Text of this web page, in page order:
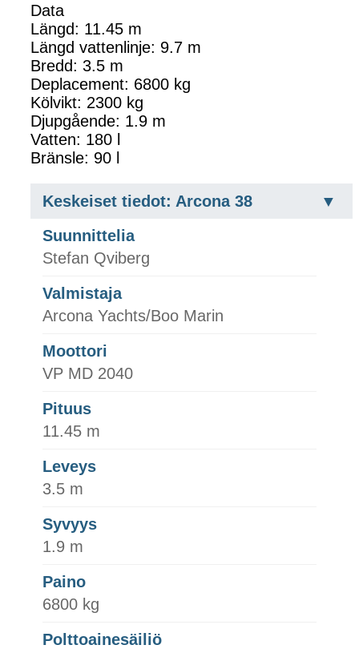
Data
Längd: 11.45 m
Längd vattenlinje: 9.7 m
Bredd: 3.5 m
Deplacement: 6800 kg
Kölvikt: 2300 kg
Djupgående: 1.9 m
Vatten: 180 l
Bränsle: 90 l
Keskeiset tiedot: Arcona 38
Suunnittelia
Stefan Qviberg
Valmistaja
Arcona Yachts/Boo Marin
Moottori
VP MD 2040
Pituus
11.45 m
Leveys
3.5 m
Syvyys
1.9 m
Paino
6800 kg
Polttoainesäiliö